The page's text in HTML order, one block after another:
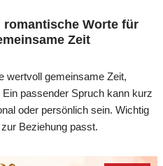
Worte für
Zeit
wertvoll gemeinsame Zeit,
passender Spruch kann kurz
oder persönlich sein. Wichtig
Beziehung passt.